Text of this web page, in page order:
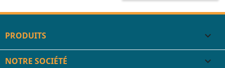
PRODUITS 
NOTRE SOCIÉTÉ 